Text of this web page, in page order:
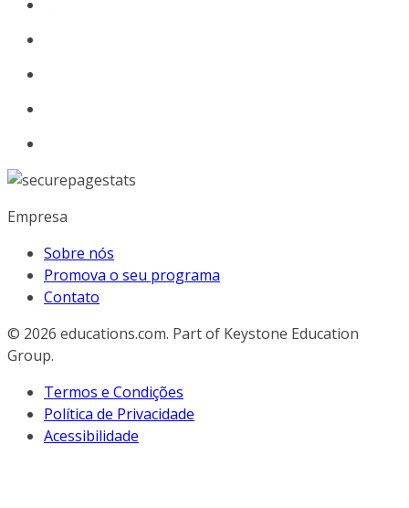
Empresa
Sobre nós
Promova o seu programa
Contato
© 2026 educations.com. Part of Keystone Education
Group.
Termos e Condições
Política de Privacidade
Acessibilidade